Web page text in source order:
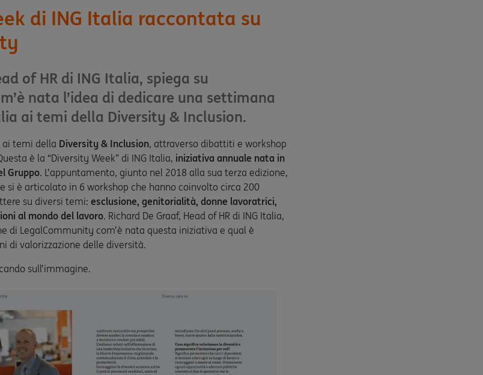
di ING Italia raccontata su
of HR di ING Italia, spiega su
nata l’idea di dedicare una settimana
ai temi della Diversity & Inclusion.
temi della Diversity & Inclusion, attraverso dibattiti e workshop
è la “Diversity Week” di ING Italia, iniziativa annuale nata in
Gruppo. L’appuntamento, giunto nel 2018 alla sua terza edizione,
si è articolato in 6 workshop che hanno coinvolto circa 200
su diversi temi: esclusione, genitorialità, donne lavoratrici,
al mondo del lavoro. Richard De Graaf, Head of HR di ING Italia,
di LegalCommunity com’è nata questa iniziativa e qual è
di valorizzazione delle diversità.
sull’immagine.